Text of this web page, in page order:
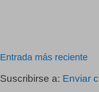
Entrada más reciente
Suscribirse a: Enviar